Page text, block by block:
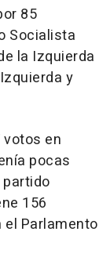
85
Socialista
la Izquierda
y
en
pocas
156
Parlamento